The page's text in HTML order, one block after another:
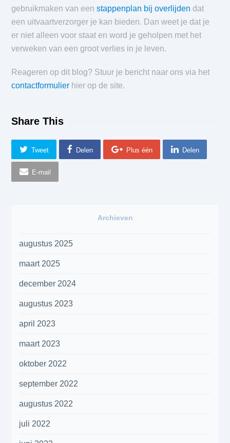
gebruikmaken van eenstappenplan bij overlijden dat
een uitvaartverzorger je kan bieden. Dan weet je dat je
er niet alleen voor staat en word je geholpen met het
verweken van een groot verlies in je leven.
Reageren op dit blog? Stuur je bericht naar ons via het
contactformulier hier op de site.
Share This
Tweet Delen Plus één Delen
E-mail
Archieven
augustus 2025
maart 2025
december 2024
augustus 2023
april 2023
maart 2023
oktober 2022
september 2022
augustus 2022
juli 2022